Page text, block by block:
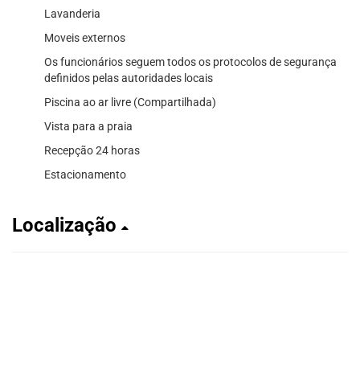
Lavanderia
Moveis externos
Os funcionários seguem todos os protocolos de segurança
definidos pelas autoridades locais
Piscina ao ar livre (Compartilhada)
Vista para a praia
Recepção 24 horas
Estacionamento
Localização